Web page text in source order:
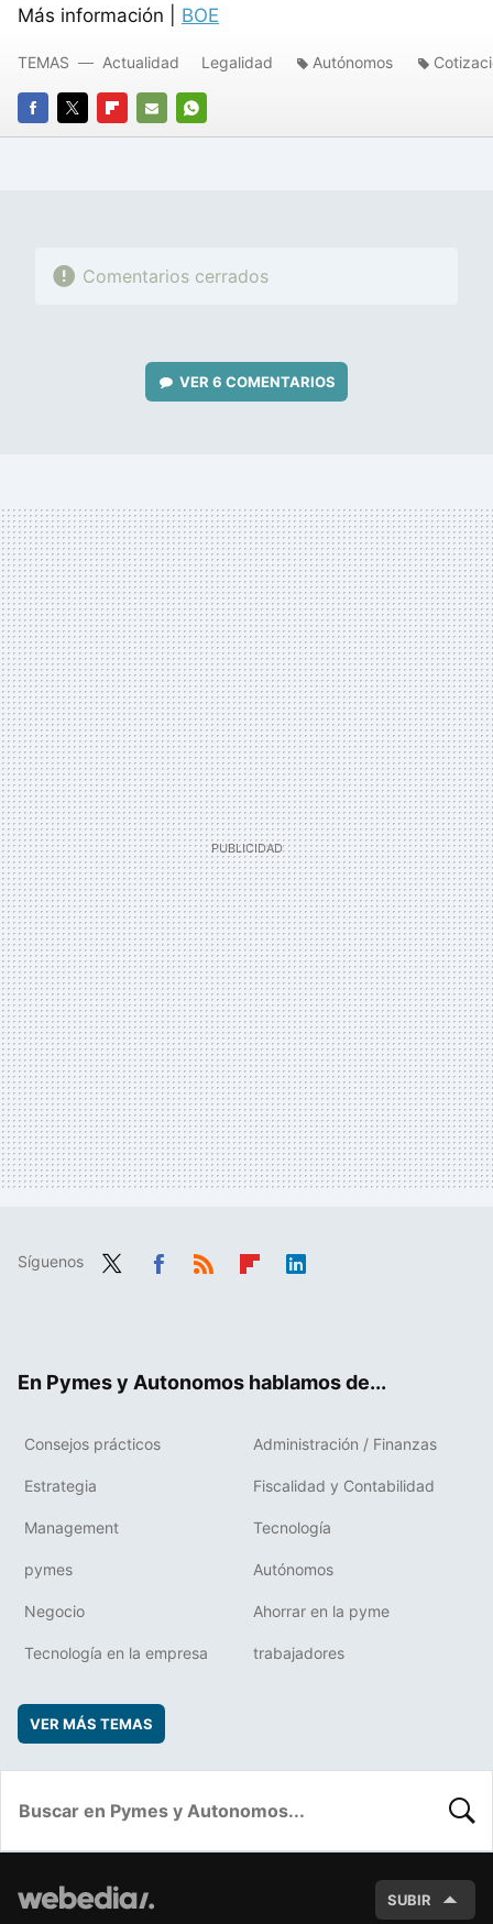
Más información | BOE
FACEBOOK
TWITTERFLIPBOARD
E-
WHATSAPP
TEMAS Actualidad Legalidad Autónomos
Comentarios cerrados
VER 6 COMENTARIOS
Síguenos
En Pymes y Autonomos hablamos de...
Consejos prácticos Administración / Finanzas
Estrategia Fiscalidad y Contabilidad
Management Tecnología
pymes Autónomos
Negocio Ahorrar en la pyme
Tecnología en la empresa trabajadores
VER MÁS TEMAS
SUBIR